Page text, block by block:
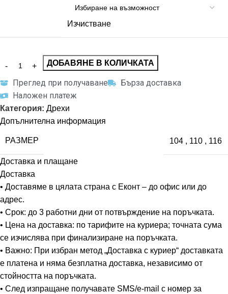
Изчистване
ДОБАВЯНЕ В КОЛИЧКАТА
Преглед при получаване
Бърза доставка
Наложен платеж
Категория: Дрехи
Допълнителна информация
РАЗМЕР 104 , 110 , 116
Доставка и плащане
Доставка
• Доставяме в цялата страна с Еконт – до офис или до
адрес.
• Срок: до 3 работни дни от потвърждение на поръчката.
• Цена на доставка: по тарифите на куриера; точната сума
се изчислява при финализиране на поръчката.
• Важно: При избран метод „Доставка с куриер“ доставката
е платена и няма безплатна доставка, независимо от
стойността на поръчката.
• След изпращане получавате SMS/e-mail с номер за